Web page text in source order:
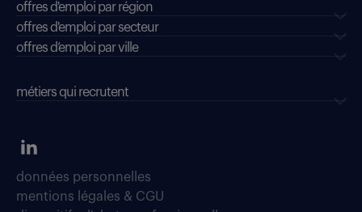
offres d'emploi par région
offres d'emploi par secteur
offres d’emploi par ville
métiers qui recrutent
données personnelles
mentions légales & CGU